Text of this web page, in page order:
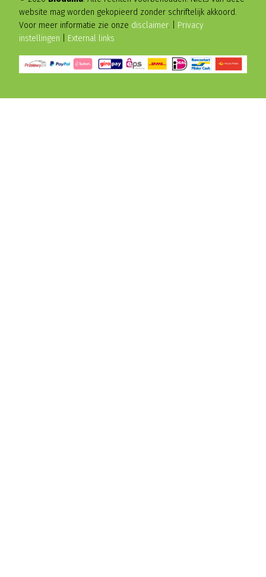
website mag worden gekopieerd zonder schriftelijk akkoord.
Voor meer informatie zie onze disclaimer. | Privacy
instellingen
External links